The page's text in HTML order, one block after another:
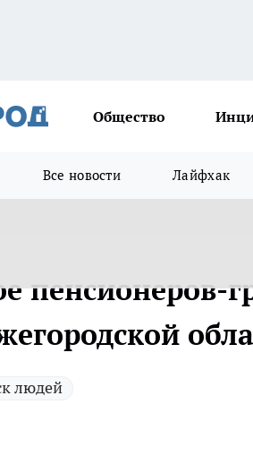
Общество
Все новости Лайфхак
пенсионеров-
людей